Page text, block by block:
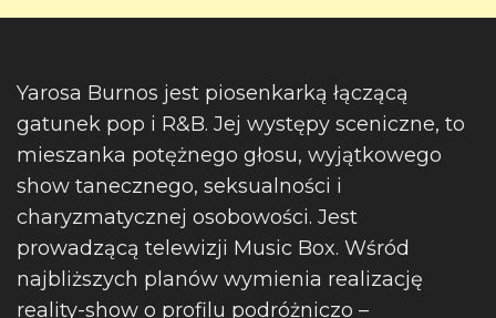
Yarosa Burnos jest piosenkarką łączącą
gatunek pop i R&B. Jej występy sceniczne, to
mieszanka potężnego głosu, wyjątkowego
show tanecznego, seksualności i
charyzmatycznej osobowości. Jest
prowadzącą telewizji Music Box. Wśród
najbliższych planów wymienia realizację
reality-show o profilu podróżniczo –